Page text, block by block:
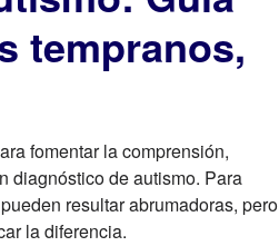
tempranos,
fomentar la comprensión,
diagnóstico de autismo. Para
resultar abrumadoras, pero
la diferencia.